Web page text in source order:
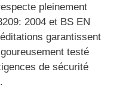
pleinement
2004 et BS EN
garantissent
testé
de sécurité